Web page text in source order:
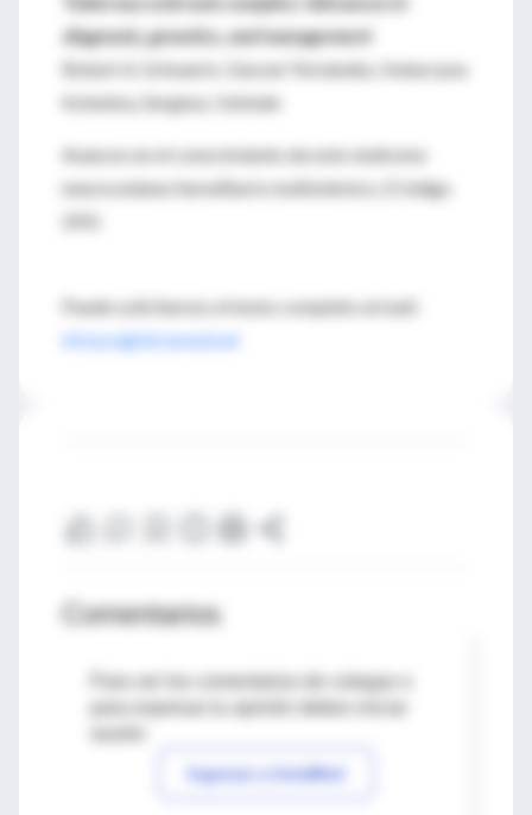
diagnosis, genetics, and management
Robert A. Schwartz, Geover Fernández, Katarzyna
Kotulska, Sergiusz Jóźwiak
Avances en el conocimiento de este síndrome
neurocutáneo hereditario multistémico. (Código
245)
Puede solicitarnos el texto completo al mail:
infouru@intramed.net
Comentarios
Para ver los comentarios de colegas o
Ingresar a IntraMed